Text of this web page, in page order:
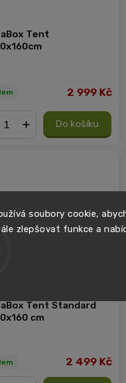
soubory cookie,
zlepšovat funkce a
Tent
2 999 Kč
Do košíku
Tent Standard
cm
2 499 Kč